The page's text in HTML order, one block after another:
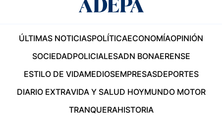
ÚLTIMAS NOTICIASPOLÍTICAECONOMÍAOPINIÓN
SOCIEDADPOLICIALESADN BONAERENSE
ESTILO DE VIDAMEDIOSEMPRESASDEPORTES
DIARIO EXTRAVIDA Y SALUD HOYMUNDO MOTOR
TRANQUERAHISTORIA